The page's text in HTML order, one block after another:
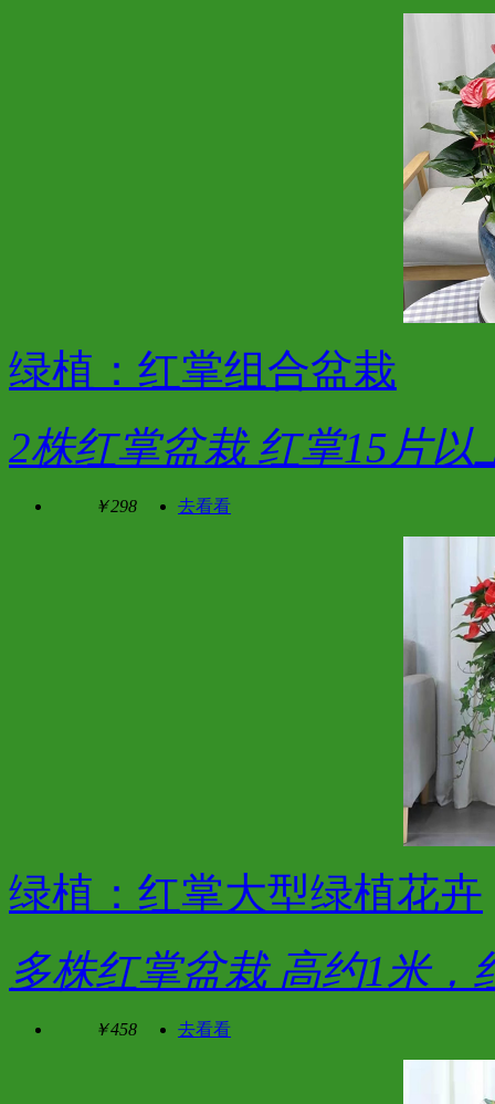
绿植：红掌组合盆栽
2株红掌盆栽 红掌15片以
￥298 去看看
绿植：红掌大型绿植花卉
多株红掌盆栽 高约1米，
￥458 去看看